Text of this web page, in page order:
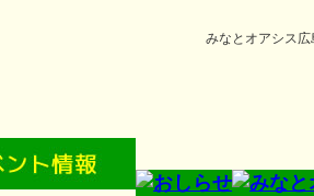
みなとオアシス